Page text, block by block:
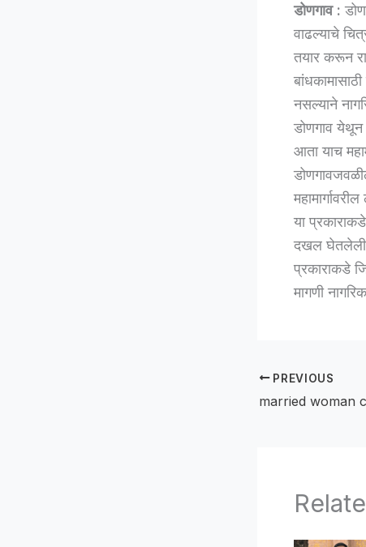
डोणगाव :
वाढल्याचे
तयार करून
नसल्याने
डोणगाव येथून
आता याच
या
दखल घेतलेली
प्रकाराकडे
मागणी
PREVIOUS